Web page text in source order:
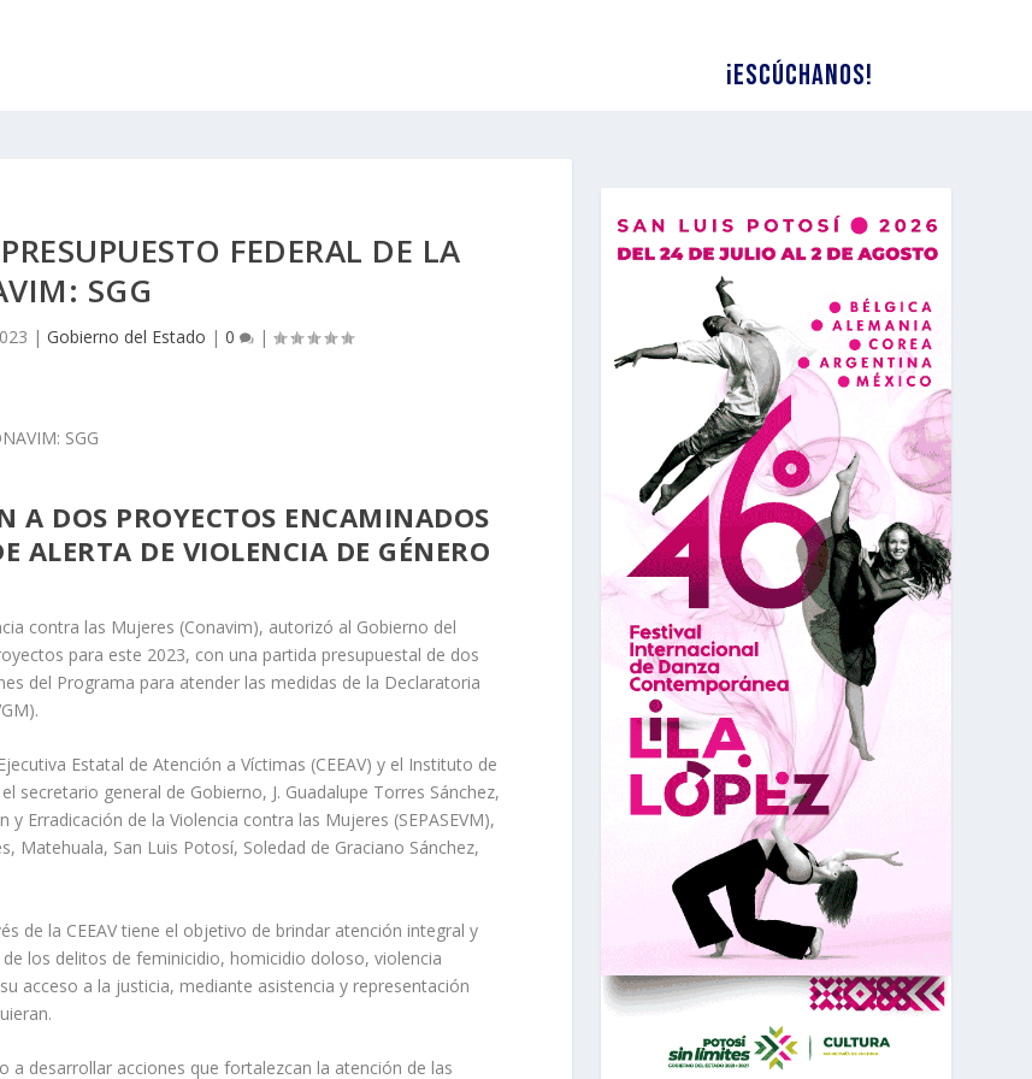
¡Escúchanos!
FEDERAL DE LA
SGG
| Gobierno del Estado | 0 |
A DOS PROYECTOS ENCAMINADOS
ALERTA DE VIOLENCIA DE GÉNERO
contra las Mujeres (Conavim), autorizó al Gobierno del
para este 2023, con una partida presupuestal de dos
del Programa para atender las medidas de la Declaratoria
Estatal de Atención a Víctimas (CEEAV) y el Instituto de
general de Gobierno, J. Guadalupe Torres Sánchez,
Erradicación de la Violencia contra las Mujeres (SEPASEVM),
Matehuala, San Luis Potosí, Soledad de Graciano Sánchez,
de la CEEAV tiene el objetivo de brindar atención integral y
los delitos de feminicidio, homicidio doloso, violencia
acceso a la justicia, mediante asistencia y representación
desarrollar acciones que fortalezcan la atención de las